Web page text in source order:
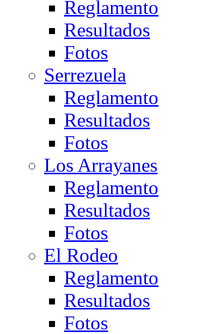
Reglamento
Resultados
Fotos
Serrezuela
Reglamento
Resultados
Fotos
Los Arrayanes
Reglamento
Resultados
Fotos
El Rodeo
Reglamento
Resultados
Fotos